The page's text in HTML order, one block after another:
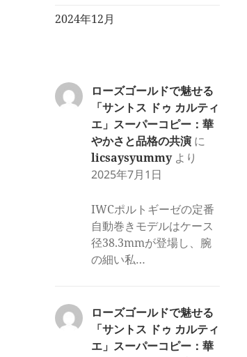
2024年12月
ローズゴールドで魅せる
「サントス ドゥ カルティ
エ」スーパーコピー：華
やかさと品格の共演 に
licsaysyummyより
2025年7月1日
IWCポルトギーゼの定番
自動巻きモデルはケース
径38.3mmが登場し、腕
の細い私…
ローズゴールドで魅せる
「サントス ドゥ カルティ
エ」スーパーコピー：華